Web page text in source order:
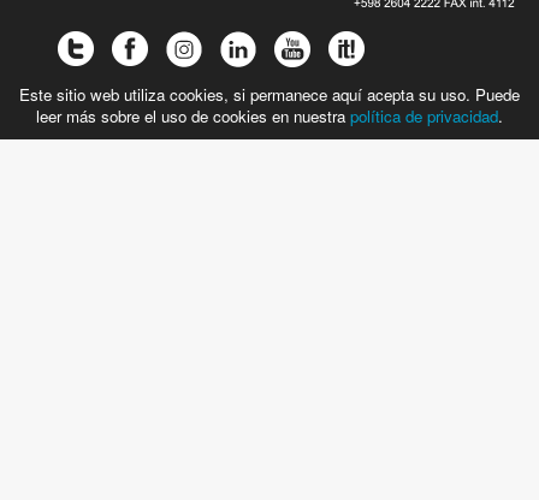
Este sitio web utiliza cookies, si permanece aquí acepta su uso. Puede
leer más sobre el uso de cookies en nuestra política de privacidad.